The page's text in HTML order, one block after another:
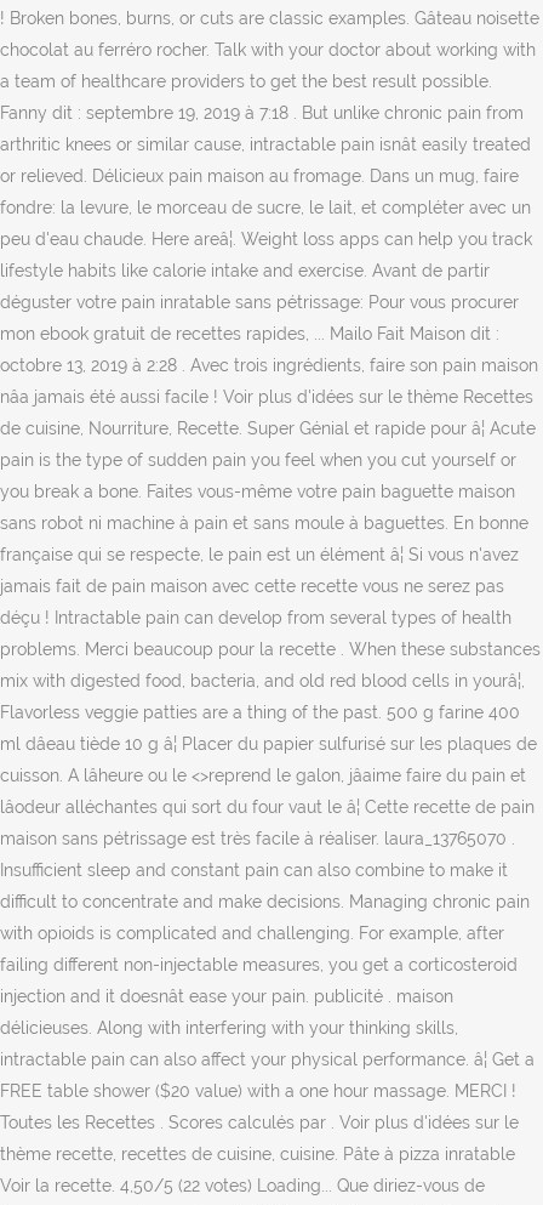
>reprend le galon, jâaime faire du pain et
lâodeur alléchantes qui sort du four vaut le â¦ Cette recette de pain
maison sans pétrissage est très facile à réaliser. laura_13765070 .
Insufficient sleep and constant pain can also combine to make it
difficult to concentrate and make decisions. Managing chronic pain
with opioids is complicated and challenging. For example, after
failing different non-injectable measures, you get a corticosteroid
injection and it doesnât ease your pain. publicité . maison
délicieuses. Along with interfering with your thinking skills,
intractable pain can also affect your physical performance. â¦ Get a
FREE table shower ($20 value) with a one hour massage. MERCI !
Toutes les Recettes . Scores calculés par . Voir plus d'idées sur le
thème recette, recettes de cuisine, cuisine. Pâte à pizza inratable
Voir la recette. 4,50/5 (22 votes) Loading... Que diriez-vous de